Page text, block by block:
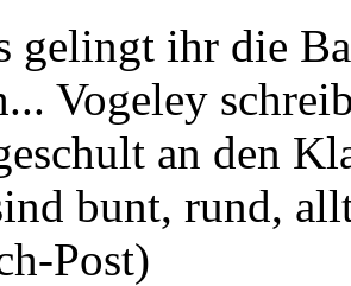
gelingt ihr die
Vogeley
an den
bunt, rund,
Post)